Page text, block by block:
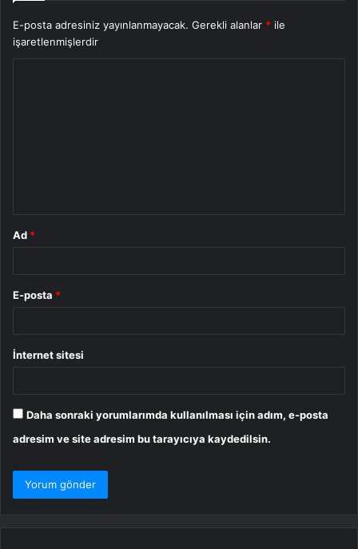
E-posta adresiniz yayınlanmayacak. Gerekli alanlar * ile
işaretlenmişlerdir
Ad *
E-posta *
İnternet sitesi
Daha sonraki yorumlarımda kullanılması için adım, e-posta
adresim ve site adresim bu tarayıcıya kaydedilsin.